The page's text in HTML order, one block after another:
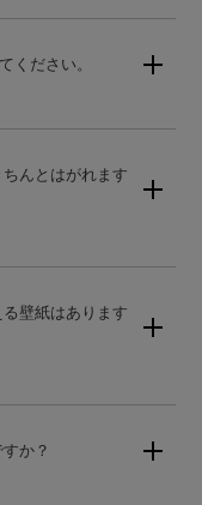
ください。
んとはがれます
壁紙はあります
か？